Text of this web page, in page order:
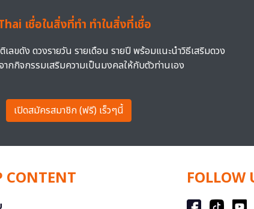
เชื่อในสิ่งที่ทำ ทำในสิ่งที่เชื่อ
เลขดัง ดวงรายวัน รายเดือน รายปี พร้อมแนะนำวิธีเสริมดวง
ากกิจกรรมเสริมความเป็นมงคลให้กับตัวท่านเอง
เปิดสมัครสมาชิก (ฟรี) เร็วๆนี้
CONTENT FOLLOW